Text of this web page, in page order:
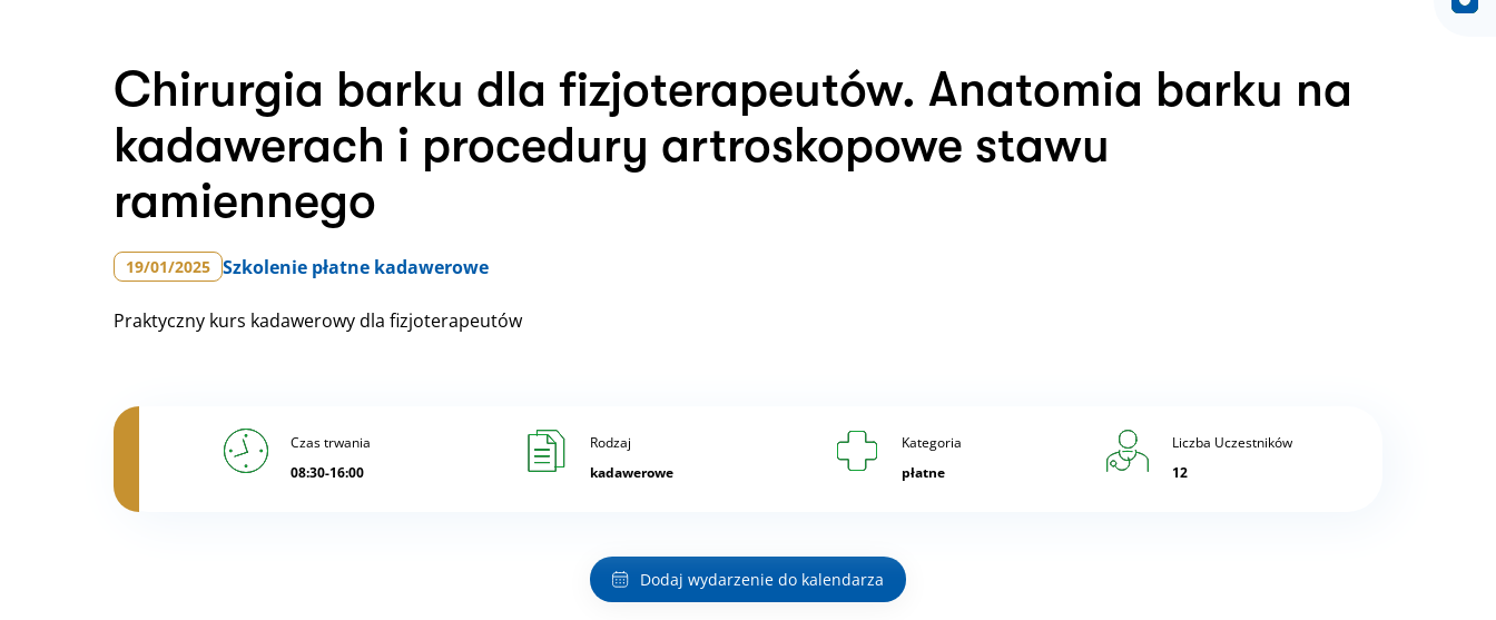
Chirurgia barku dla fizjoterapeutów. Anatomia barku na
kadawerach i procedury artroskopowe stawu
ramiennego
19/01/2025 Szkolenie płatne kadawerowe
Praktyczny kurs kadawerowy dla fizjoterapeutów
Czas trwania
08:30-16:00
Rodzaj
kadawerowe
Kategoria
płatne
Liczba Uczestników
12
Dodaj wydarzenie do kalendarza